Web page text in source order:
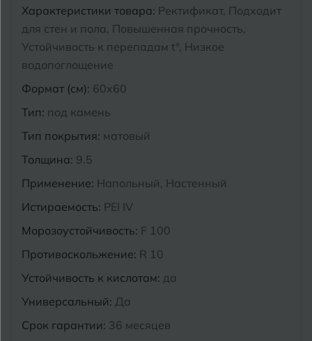
Характеристики товара: Ректификат, Подходит
для стен и пола, Повышенная прочность,
Устойчивость к перепадам t°, Низкое
водопоглощение
Формат (см): 60x60
Тип: под камень
Тип покрытия: матовый
Толщина: 9.5
Применение: Напольный, Настенный
Истираемость: PEI IV
Морозоустойчивость: F 100
Противоскольжение: R 10
Устойчивость к кислотам: да
Универсальный: Да
Срок гарантии: 36 месяцев
Магнитогорск
Майкоп
Муром
Челябинск
Э Энгельс